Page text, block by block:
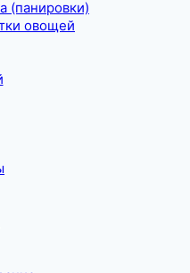
(панировки)
овощей